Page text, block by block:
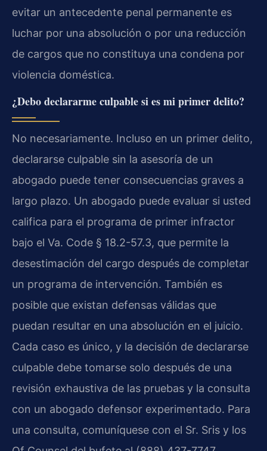
evitar un antecedente penal permanente es
luchar por una absolución o por una reducción
de cargos que no constituya una condena por
violencia doméstica.
¿Debo declararme culpable si es mi primer delito?
No necesariamente. Incluso en un primer delito,
declararse culpable sin la asesoría de un
abogado puede tener consecuencias graves a
largo plazo. Un abogado puede evaluar si usted
califica para el programa de primer infractor
bajo el Va. Code § 18.2-57.3, que permite la
desestimación del cargo después de completar
un programa de intervención. También es
posible que existan defensas válidas que
puedan resultar en una absolución en el juicio.
Cada caso es único, y la decisión de declararse
culpable debe tomarse solo después de una
revisión exhaustiva de las pruebas y la consulta
con un abogado defensor experimentado. Para
una consulta, comuníquese con el Sr. Sris y los